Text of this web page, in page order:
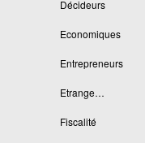
Décideurs
Economiques
Entrepreneurs
Etrange…
Fiscalité